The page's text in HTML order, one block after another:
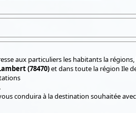
aux particuliers les habitants la régions,
(78470)et dans toute la région Ile
conduira à la destination souhaitée